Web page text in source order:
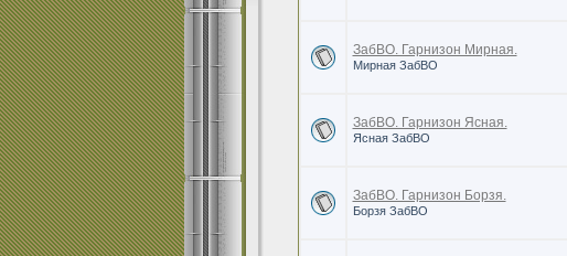
ЗабВО. Гарнизон Мирная.
Мирная ЗабВО
ЗабВО. Гарнизон Ясная.
Ясная ЗабВО
ЗабВО. Гарнизон Борзя.
Борзя ЗабВО